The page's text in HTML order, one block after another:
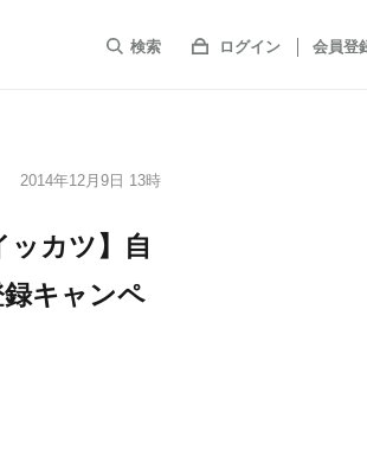
検索 ログイン 会員登
2014年12月9日 13時
ッカツ】自
キャンペ